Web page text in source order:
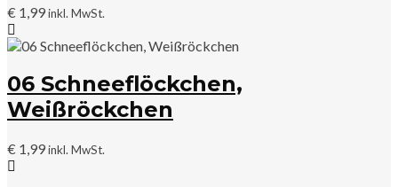
€ 1,99inkl. MwSt.
06 Schneeflöckchen,
Weißröckchen
€ 1,99inkl. MwSt.